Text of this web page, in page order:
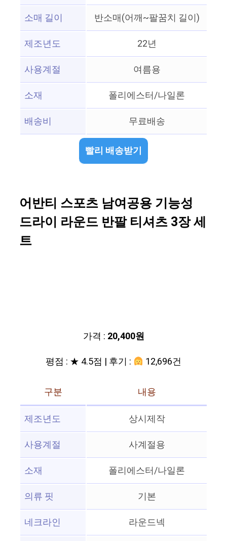
소매 길이
반소매(어깨~팔꿈치 길이)
제조년도
22년
사용계절
여름용
소재
폴리에스터/나일론
배송비
무료배송
빨리 배송받기
어반티 스포츠 남여공용 기능성
드라이 라운드 반팔 티셔츠 3장 세
트
가격 : 20,400원
평점 : ★ 4.5점 | 후기 :
12,696건
구분
내용
제조년도
상시제작
사용계절
사계절용
소재
폴리에스터/나일론
의류 핏
기본
네크라인
라운드넥